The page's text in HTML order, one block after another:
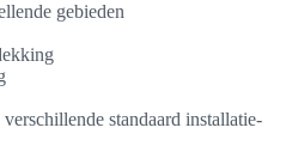
gebieden
standaard installatie-